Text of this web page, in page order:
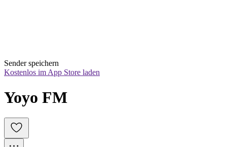
Sender speichern
Kostenlos im App Store laden
Yoyo FM